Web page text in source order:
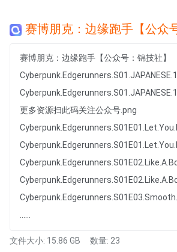
赛博朋克：边缘跑手【公众
赛博朋克：边缘跑手【公众号：锦技社】
更多资源扫此码关注公众号.png
文件大小: 15.86 GB 数量: 23